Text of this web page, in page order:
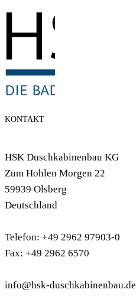
KONTAKT
HSK Duschkabinenbau KG
Zum Hohlen Morgen 22
59939 Olsberg
Deutschland
Telefon: +49 2962 97903-0
Fax: +49 2962 6570
info@hsk-duschkabinenbau.de